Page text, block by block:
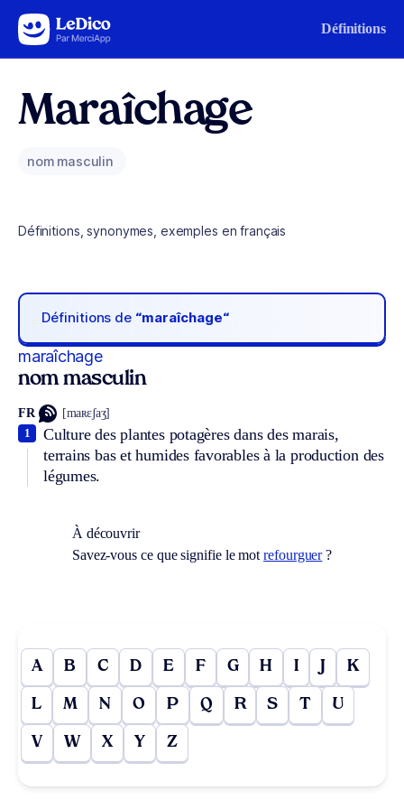
Aller au contenu Définitions
Maraîchage
nom masculin
Définitions, synonymes, exemples en français
Définitions de “maraîchage“
maraîchage
nom masculin
FR [maʀɛʃaʒ]
Culture des plantes potagères dans des marais,
terrains bas et humides favorables à la production des
légumes.
1
À découvrir
Savez-vous ce que signifie le motrefourguer?
A B C D E F G H I J K
L M N O P Q R S T U
V W X Y Z